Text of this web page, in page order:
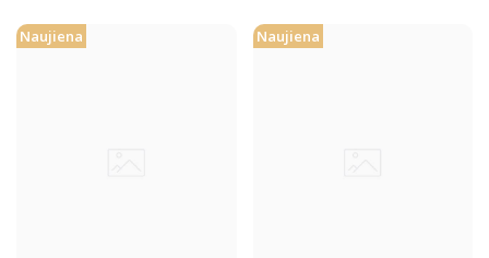
Naujiena Naujiena